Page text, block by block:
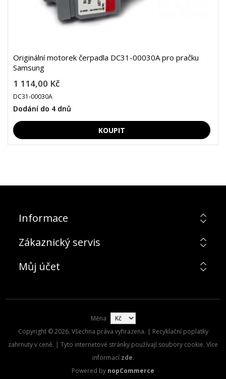
Originální motorek čerpadla DC31-00030A pro pračku
Samsung
1 114,00 Kč
DC31-00030A
Dodání do 4 dnů
Informace
Zákaznický servis
Můj účet
Měna
Copyright © 2026. Všechna práva vyhrazena. | Recyklační poplatky
zahrnuty v ceně. | Tyto internetové stránky používají soubory cookie. Více
informací zde.
Powered by nopCommerce